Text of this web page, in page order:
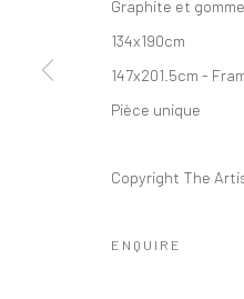
Manage cookies
COPYRIGHT © 2026
Graphite et
134x190cm
147x201.5cm -
Pièce unique
Copyright The
ENQUIRE